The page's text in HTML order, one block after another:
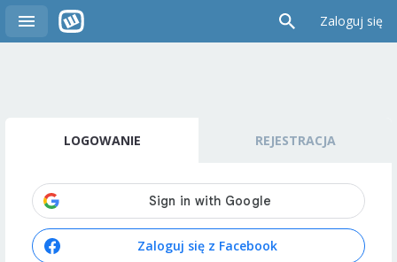
Zaloguj się
LOGOWANIE REJESTRACJA
Zaloguj się z Facebook